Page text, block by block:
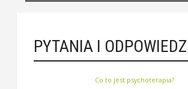
PYTANIA I
Co to jest psychoterapia?